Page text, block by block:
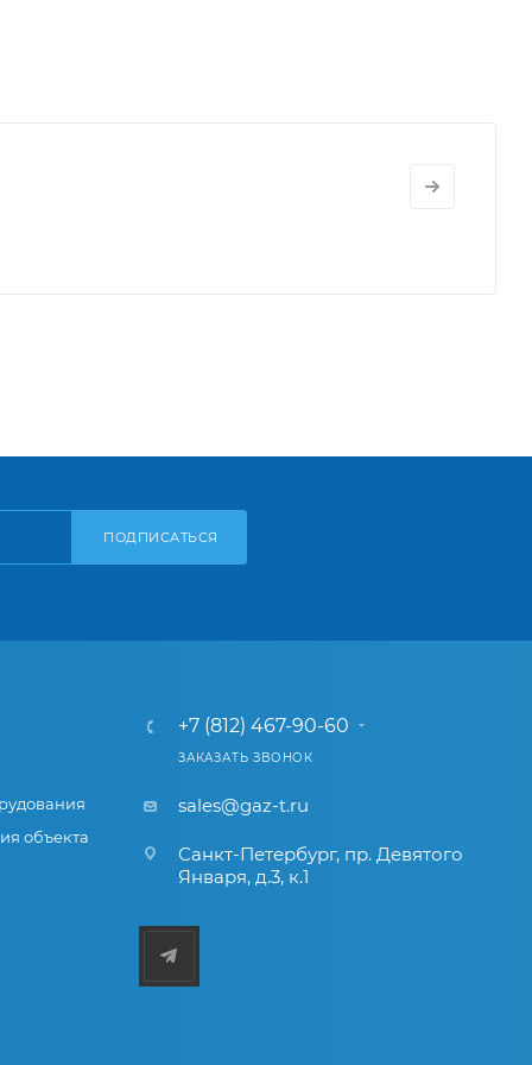
ПОДПИСАТЬСЯ
объекта
+7 (812) 467-90-60
ЗАКАЗАТЬ ЗВОНОК
sales@gaz-t.ru
Санкт-Петербург, пр. Девятого
Января, д.3, к.1